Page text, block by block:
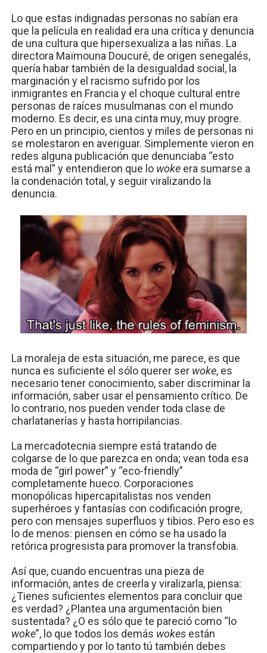
Lo que estas indignadas personas no sabían era
que la película en realidad era una crítica y denuncia
de una cultura que hipersexualiza a las niñas. La
directora Maïmouna Doucuré, de origen senegalés,
quería habar también de la desigualdad social, la
marginación y el racismo sufrido por los
inmigrantes en Francia y el choque cultural entre
personas de raíces musulmanas con el mundo
moderno. Es decir, es una cinta muy, muy progre.
Pero en un principio, cientos y miles de personas ni
se molestaron en averiguar. Simplemente vieron en
redes alguna publicación que denunciaba “esto
está mal” y entendieron que lo woke era sumarse a
la condenación total, y seguir viralizando la
denuncia.
La moraleja de esta situación, me parece, es que
nunca es suficiente el sólo querer ser woke, es
necesario tener conocimiento, saber discriminar la
información, saber usar el pensamiento crítico. De
lo contrario, nos pueden vender toda clase de
charlatanerías y hasta horripilancias.
La mercadotecnia siempre está tratando de
colgarse de lo que parezca en onda; vean toda esa
moda de “girl power” y “eco-friendly”
completamente hueco. Corporaciones
monopólicas hipercapitalistas nos venden
superhéroes y fantasías con codificación progre,
pero con mensajes superfluos y tibios. Pero eso es
lo de menos: piensen en cómo se ha usado la
retórica progresista para promover la transfobia.
Así que, cuando encuentras una pieza de
información, antes de creerla y viralizarla, piensa:
¿Tienes suficientes elementos para concluir que
es verdad? ¿Plantea una argumentación bien
sustentada? ¿O es sólo que te pareció como “lo
woke”, lo que todos los demás wokes están
compartiendo y por lo tanto tú también debes